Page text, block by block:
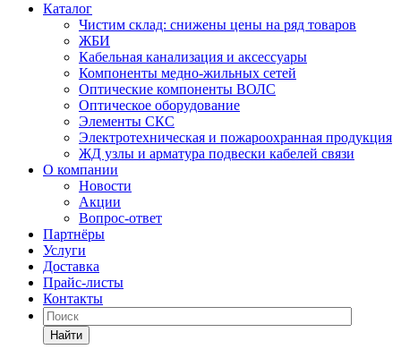
Каталог
Чистим склад: снижены цены на ряд товаров
ЖБИ
Кабельная канализация и аксессуары
Компоненты медно-жильных сетей
Оптические компоненты ВОЛС
Оптическое оборудование
Элементы СКС
Электротехническая и пожароохранная продукция
ЖД узлы и арматура подвески кабелей связи
О компании
Новости
Акции
Вопрос-ответ
Партнёры
Услуги
Доставка
Прайс-листы
Контакты
Найти